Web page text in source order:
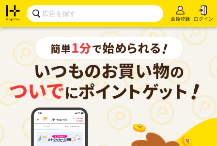
会員登録 ログイン